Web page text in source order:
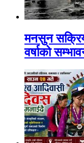
मनसुन
वर्षाको